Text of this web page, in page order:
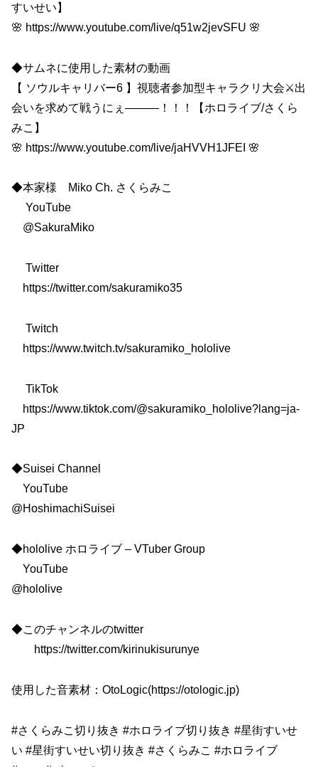
すいせい】
🌸 https://www.youtube.com/live/q51w2jevSFU 🌸
◆サムネに使用した素材の動画
【 ソウルキャリバー6 】視聴者参加型キャラクリ大会⚔出
会いを求めて戦うにぇ―――！！！【ホロライブ/さくら
みこ】
🌸 https://www.youtube.com/live/jaHVVH1JFEI 🌸
◆本家様 Miko Ch. さくらみこ
YouTube
@SakuraMiko
Twitter
https://twitter.com/sakuramiko35
Twitch
https://www.twitch.tv/sakuramiko_hololive
TikTok
https://www.tiktok.com/@sakuramiko_hololive?lang=ja-
JP
◆Suisei Channel
YouTube
@HoshimachiSuisei
◆hololive ホロライブ – VTuber Group
YouTube
@hololive
◆このチャンネルのtwitter
https://twitter.com/kirinukisurunye
使用した音素材：OtoLogic(https://otologic.jp)
#さくらみこ切り抜き #ホロライブ切り抜き #星街すいせ
い #星街すいせい切り抜き #さくらみこ #ホロライブ